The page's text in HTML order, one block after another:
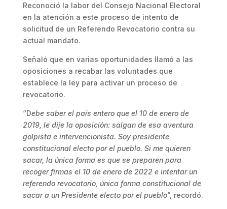
Reconoció la labor del Consejo Nacional Electoral
en la atención a este proceso de intento de
solicitud de un Referendo Revocatorio contra su
actual mandato.
Señaló que en varias oportunidades llamó a las
oposiciones a recabar las voluntades que
establece la ley para activar un proceso de
revocatorio.
“Debe saber el país entero que el 10 de enero de
2019, le dije la oposición: salgan de esa aventura
golpista e intervencionista. Soy presidente
constitucional electo por el pueblo. Si me quieren
sacar, la única forma es que se preparen para
recoger firmas el 10 de enero de 2022 e intentar un
referendo revocatorio, única forma constitucional de
sacar a un Presidente electo por el pueblo”, recordó.